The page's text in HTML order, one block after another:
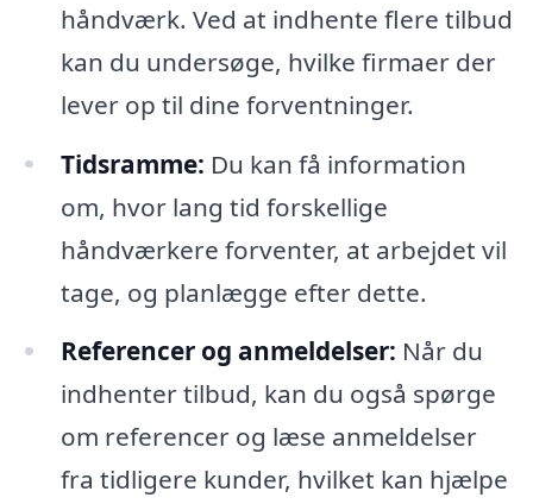
håndværk. Ved at indhente flere tilbud
kan du undersøge, hvilke firmaer der
lever op til dine forventninger.
Tidsramme: Du kan få information
om, hvor lang tid forskellige
håndværkere forventer, at arbejdet vil
tage, og planlægge efter dette.
Referencer og anmeldelser: Når du
indhenter tilbud, kan du også spørge
om referencer og læse anmeldelser
fra tidligere kunder, hvilket kan hjælpe